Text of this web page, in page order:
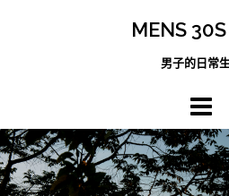
MENS
男子的日常